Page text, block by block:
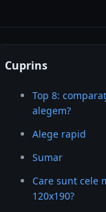
Cuprins
Top 8:
alegem?
Alege rapid
Sumar
Care sunt cele
120x190?